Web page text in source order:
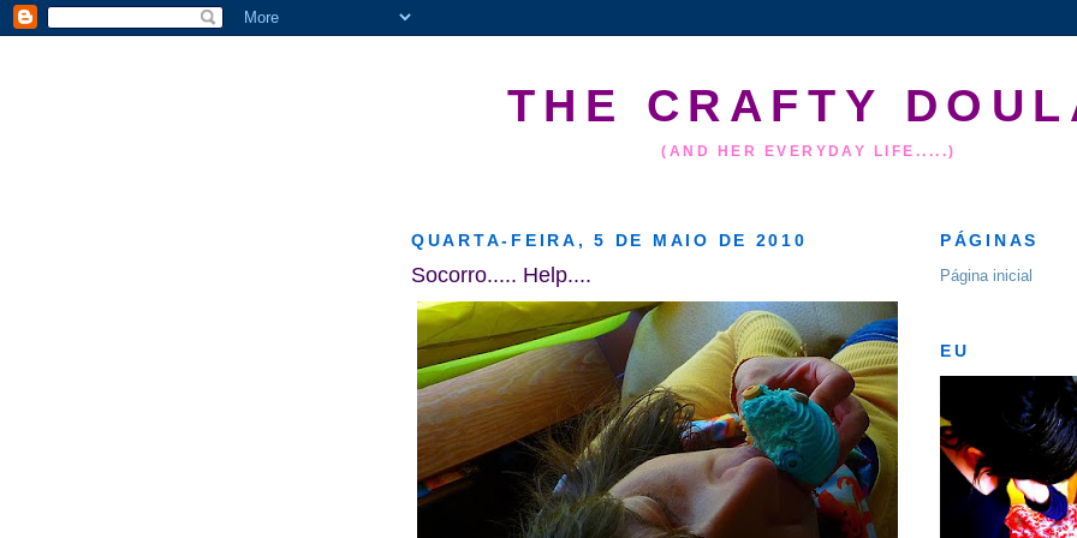
THE CRAFTY
(AND HER EVERYDAY LIFE.....)
QUARTA-FEIRA, 5 DE MAIO DE 2010
Socorro..... Help....
PÁGINAS
Página inicial
EU